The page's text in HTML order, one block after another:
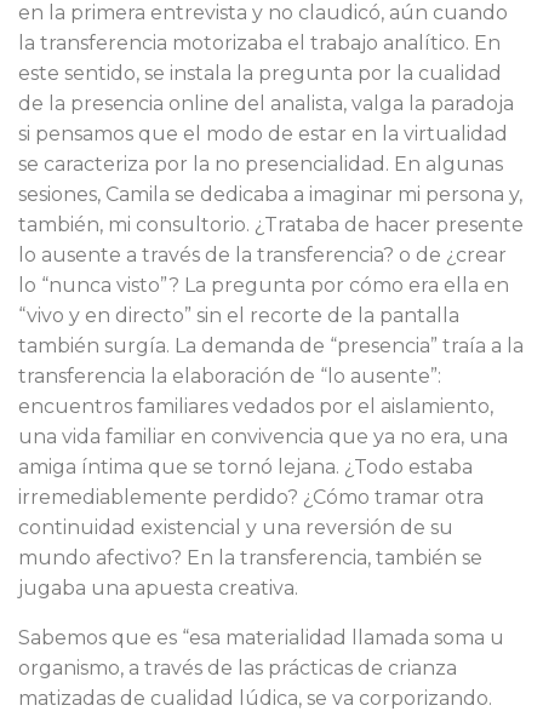
en la primera entrevista y no claudicó, aún cuando
la transferencia motorizaba el trabajo analítico. En
este sentido, se instala la pregunta por la cualidad
de la presencia online del analista, valga la paradoja
si pensamos que el modo de estar en la virtualidad
se caracteriza por la no presencialidad. En algunas
sesiones, Camila se dedicaba a imaginar mi persona y,
también, mi consultorio. ¿Trataba de hacer presente
lo ausente a través de la transferencia? o de ¿crear
lo “nunca visto”? La pregunta por cómo era ella en
“vivo y en directo” sin el recorte de la pantalla
también surgía. La demanda de “presencia” traía a la
transferencia la elaboración de “lo ausente”:
encuentros familiares vedados por el aislamiento,
una vida familiar en convivencia que ya no era, una
amiga íntima que se tornó lejana. ¿Todo estaba
irremediablemente perdido? ¿Cómo tramar otra
continuidad existencial y una reversión de su
mundo afectivo? En la transferencia, también se
jugaba una apuesta creativa.
Sabemos que es “esa materialidad llamada soma u
organismo, a través de las prácticas de crianza
matizadas de cualidad lúdica, se va corporizando.